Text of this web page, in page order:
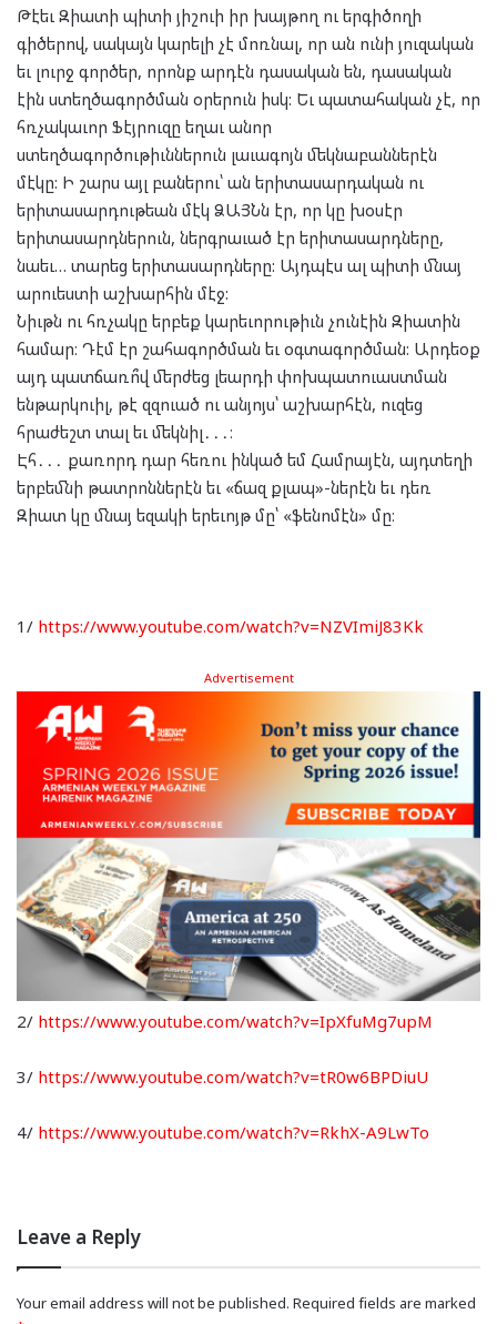
Թէեւ Զիատի պիտի յիշուի իր խայթող ու երգիծողի
գիծերով, սակայն կարելի չէ մոռնալ, որ ան ունի յուզական
եւ լուրջ գործեր, որոնք արդէն դասական են, դասական
էին ստեղծագործման օրերուն իսկ: Եւ պատահական չէ, որ
հռչակաւոր Ֆէյրուզը եղաւ անոր
ստեղծագործութիւններուն լաւագոյն մեկնաբաններէն
մէկը: Ի շարս այլ բաներու՝ ան երիտասարդական ու
երիտասարդութեան մէկ ՁԱՅՆն էր, որ կը խօսէր
երիտասարդներուն, ներգրաւած էր երիտասարդները,
նաեւ… տարեց երիտասարդները: Այդպէս ալ պիտի մնայ
արուեստի աշխարհին մէջ:
Նիւթն ու հռչակը երբեք կարեւորութիւն չունէին Զիատին
համար։ Դէմ էր շահագործման եւ օգտագործման: Արդեօք
այդ պատճառո՞վ մերժեց լեարդի փոխպատուաստման
ենթարկուիլ, թէ զզուած ու անյոյս՝ աշխարհէն, ուզեց
հրաժեշտ տալ եւ մեկնիլ․․․։
Էհ․․․ քառորդ դար հեռու ինկած եմ Համրայէն, այդտեղի
երբեմնի թատրոններէն եւ «ճազ քլապ»-ներէն եւ դեռ
Զիատ կը մնայ եզակի երեւոյթ մը՝ «ֆենոմէն» մը։
1/ https://www.youtube.com/watch?v=NZVImiJ83Kk
Advertisement
2/ https://www.youtube.com/watch?v=IpXfuMg7upM
3/ https://www.youtube.com/watch?v=tR0w6BPDiuU
4/ https://www.youtube.com/watch?v=RkhX-A9LwTo
Leave a Reply
Your email address will not be published. Required fields are marked